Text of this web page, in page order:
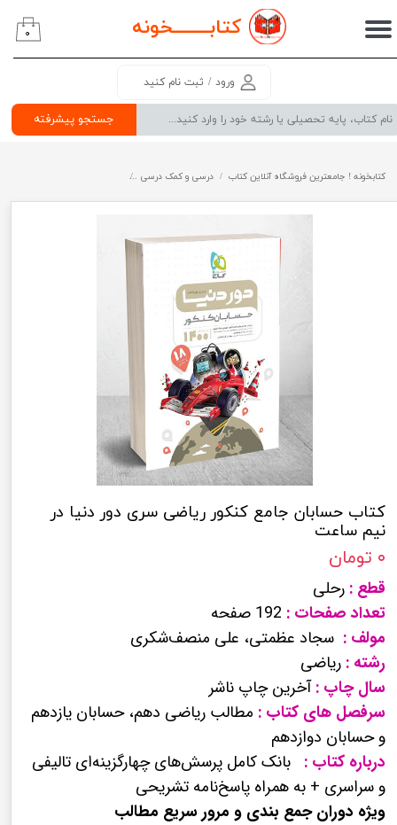
کتابــــــــخونه
جستجو پیشرفته
ورود / ثبت نام کنید
حساب کاربری من
سفارشات
۰
کتابخونه ! جامعترین فروشگاه آنلاین کتاب درسی و کمک درسی
کتاب حسابان جامع کنکور ریاضی سری دور دنیا در
نیم ساعت
۰ تومان
قطع : رحلی
تعداد صفحات :
مولف : سجاد عظمتی، علی منصف‌شکری
رشته : ریاضی
سال چاپ :آخرین چاپ ناشر
سرفصل های کتاب : مطالب ریاضی دهم، حسابان یازدهم
و حسابان دوازدهم
درباره کتاب : بانک کامل پرسش‌های چهارگزینه‌ای تالیفی
و سراسری + به همراه پاسخ‌نامه تشریحی
ویژه دوران جمع بندی و مرور سریع مطالب